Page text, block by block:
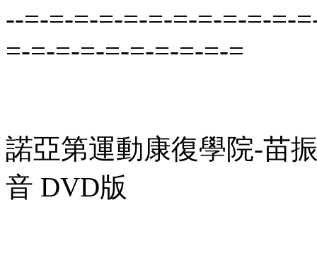
--=-=-=-=-=-=-=-=-=-=-=-
=-=-=-=-=-=-=-=-=-=
諾亞第運動康復學院-苗
音 DVD版